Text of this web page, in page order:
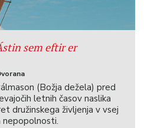
sem eftir er
(Božja dežela) pred
letnih časov naslika
družinskega življenja v vsej
nepopolnosti.